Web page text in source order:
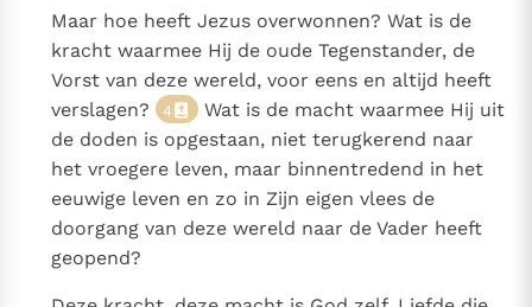
Maar hoe heeft Jezus overwonnen? Wat is de
kracht waarmee Hij de oude Tegenstander, de
Vorst van deze wereld, voor eens en altijd heeft
verslagen?
4
Wat is de macht waarmee Hij uit
de doden is opgestaan, niet terugkerend naar
het vroegere leven, maar binnentredend in het
eeuwige leven en zo in Zijn eigen vlees de
doorgang van deze wereld naar de Vader heeft
geopend?